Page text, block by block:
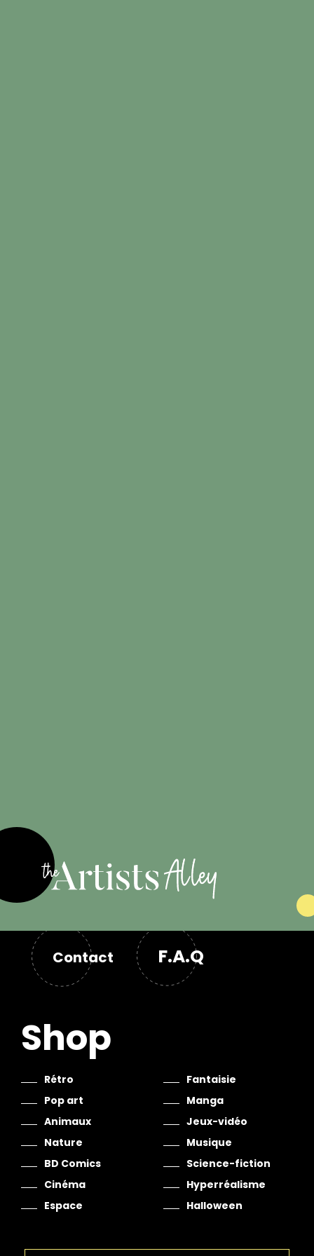
Contact F.A.Q
Shop
Rétro
Pop art
Animaux
Nature
BD Comics
Cinéma
Espace
Fantaisie
Manga
Jeux-vidéo
Musique
Science-fiction
Hyperréalisme
Halloween